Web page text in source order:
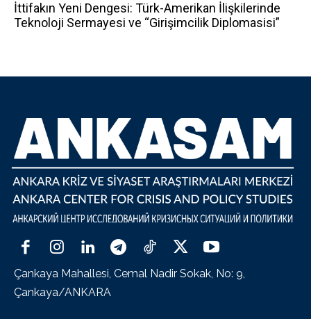
İttifakın Yeni Dengesi: Türk-Amerikan İlişkilerinde
Teknoloji Sermayesi ve “Girişimcilik Diplomasisi”
Çankaya Mahallesi, Cemal Nadir Sokak, No: 9,
Çankaya/ANKARA